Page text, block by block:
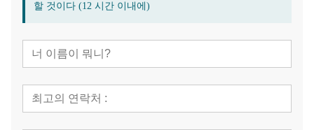
할 것이다 (12 시간 이내에)